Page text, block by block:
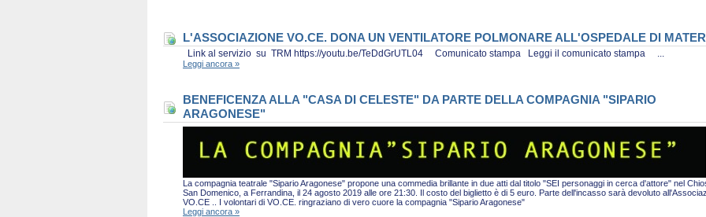
L'ASSOCIAZIONE VO.CE. DONA UN VENTILATORE POLMONARE ALL'OSPEDALE DI
Link al servizio su TRM https://youtu.be/TeDdGrUTL04 Comunicato stampa Leggi il comunicato stampa ...
Leggi ancora »
BENEFICENZA ALLA "CASA DI CELESTE" DA PARTE DELLA COMPAGNIA "SIPARIO
ARAGONESE"
La compagnia teatrale "Sipario Aragonese" propone una commedia brillante in due atti dal titolo "SEI personaggi in cerca d'attore" nel
San Domenico, a Ferrandina, il 24 agosto 2019 alle ore 21:30. Il costo del biglietto è di 5 euro. Parte dell'incasso sarà devoluto
VO.CE .. I volontari di VO.CE. ringraziano di vero cuore la compagnia "Sipario Aragonese"
Leggi ancora »